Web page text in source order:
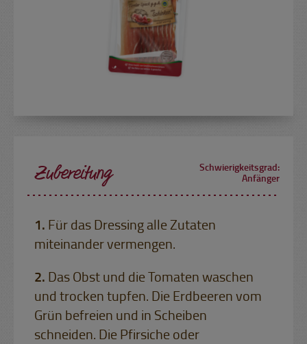
Zubereitung
Schwierigkeitsgrad:
Anfänger
Für das Dressing alle Zutaten
miteinander vermengen.
Das Obst und die Tomaten waschen
und trocken tupfen. Die Erdbeeren vom
Grün befreien und in Scheiben
schneiden. Die Pfirsiche oder